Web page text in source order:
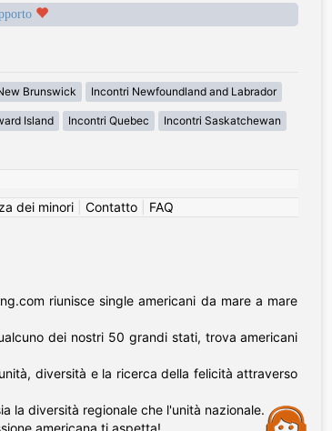
Brunswick Incontri Newfoundland and Labrador
Island Incontri Quebec Incontri Saskatchewan
dei minori Contatto FAQ
riunisce single americani da mare a mare
dei nostri 50 grandi stati, trova americani
diversità e la ricerca della felicità attraverso
la diversità regionale che l'unità nazionale.
americana ti aspetta!
Assistance